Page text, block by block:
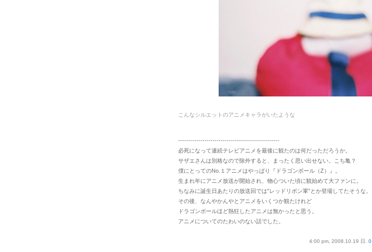
こんなシルエットのアニメキャラがいたような
--------------------------------------------------
必死になって連続テレビアニメを最後に観たのは何だっただろうか。
サザエさんは別格なので除外すると、まったく思い出せない。こち亀？
僕にとってのNo.１アニメはやっぱり『ドラゴンボール（Z）』。
生まれ年にアニメ放送が開始され、物心ついた頃に観始めて大ファンに。
ちなみに誕生日あたりの放送回では”レッドリボン軍”とか登場してたそうな。
その後、なんやかんやとアニメをいくつか観たけれど
ドラゴンボールほど熱狂したアニメは無かったと思う。
アニメについてのたわいのない話でした。
4:00 pm, 2008.10.19 日. 0